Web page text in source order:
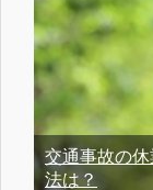
交通事故の
法は？